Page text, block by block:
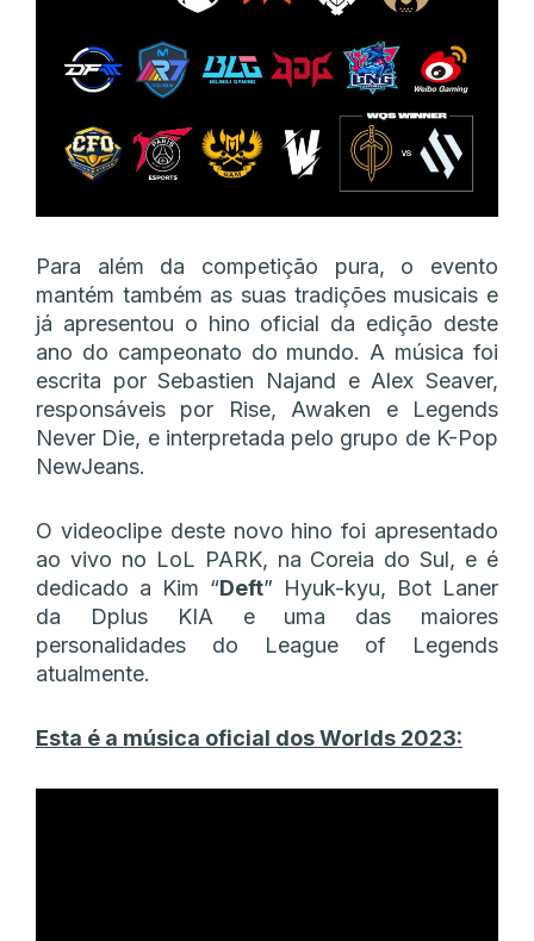
Para além da competição pura, o evento
mantém também as suas tradições musicais e
já apresentou o hino oficial da edição deste
ano do campeonato do mundo. A música foi
escrita por Sebastien Najand e Alex Seaver,
responsáveis por Rise, Awaken e Legends
Never Die, e interpretada pelo grupo de K-Pop
NewJeans.
O videoclipe deste novo hino foi apresentado
ao vivo no LoL PARK, na Coreia do Sul, e é
dedicado a Kim “Deft” Hyuk-kyu, Bot Laner
da Dplus KIA e uma das maiores
personalidades do League of Legends
atualmente.
Esta é a música oficial dos Worlds 2023: